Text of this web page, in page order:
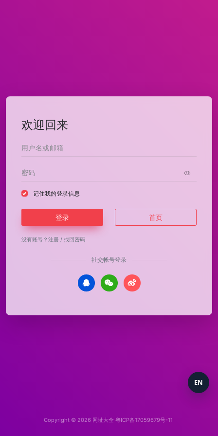
欢迎回来
记住我的登录信息
登录 首页
没有账号？ 注册 / 找回密码
社交帐号登录
Copyright © 2026 网址大全 粤ICP备17059679号-11
EN